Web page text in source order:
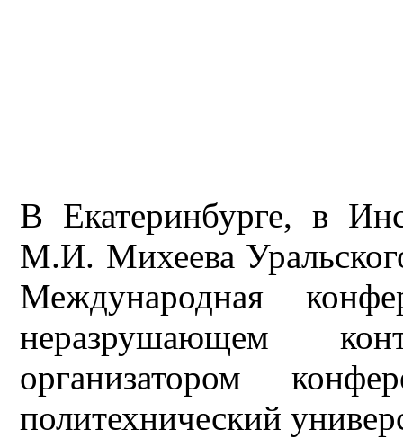
В Екатеринбурге, в
М.И. Михеева
Международная
неразрушающем
организатором
политехнический